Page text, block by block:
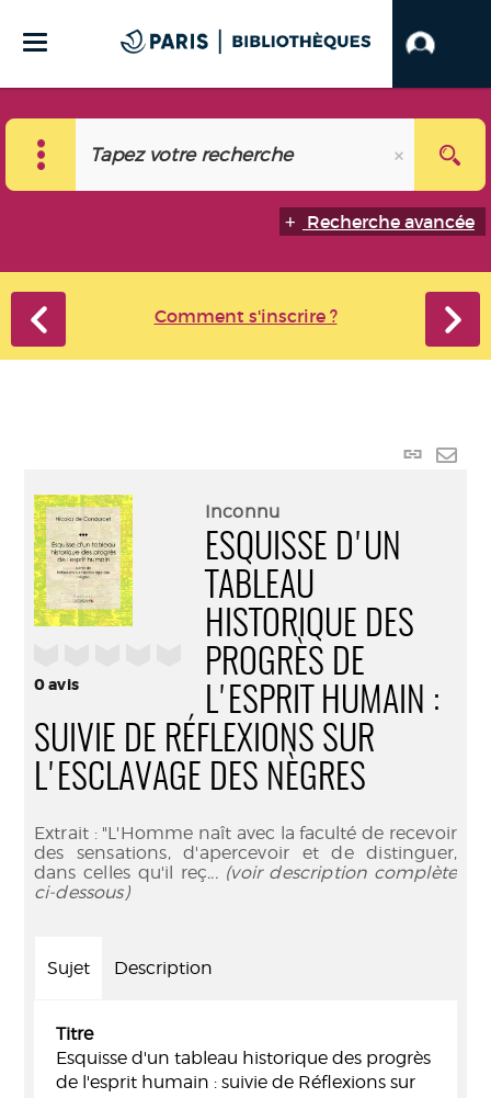
Recherche avancée
Comment s'inscrire ?
Lien
0avis
Inconnu
ESQUISSE D'UN
TABLEAU
HISTORIQUE DES
PROGRÈS DE
L'ESPRIT HUMAIN :
SUIVIE DE RÉFLEXIONS SUR
L'ESCLAVAGE DES NÈGRES
Extrait : "L'Homme naît avec la faculté de recevoir
des sensations, d'apercevoir et de distinguer,
dans celles qu'il reç... (voir description complète
ci-dessous)
Sujet Description
Titre
Esquisse d'un tableau historique des progrès
de l'esprit humain : suivie de Réflexions sur